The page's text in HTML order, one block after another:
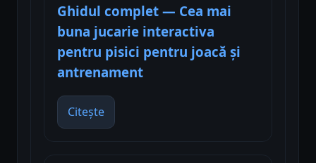
Ghidul complet — Cea mai
buna jucarie interactiva
pentru pisici pentru joacă și
antrenament
Citește